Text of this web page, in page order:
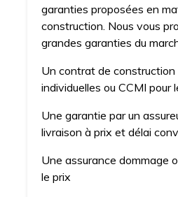
garanties proposées en
construction. Nous vous
grandes garanties du
Un contrat de construction
individuelles ou CCMI pour
Une garantie par un
livraison à prix et délai
Une assurance dommage
le prix